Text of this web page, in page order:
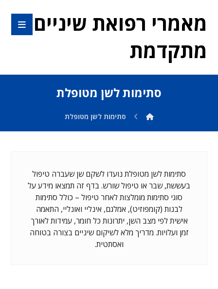
מאמרי רפואת שיניים
מתקדמת
סתימות לשן מטופלת
סתימות לשן מטופלת
סתימות לשן מטופלת נועדו לשקם שן שעברה טיפול
בעששת, שבר או טיפול שורש. בדף זה תמצאו מידע על
סוגי סתימות מומלצות לאחר טיפול – כולל סתימות
לבנות (קומפוזיט), אמלגם, אינליי ואונליי, התאמה
אישית לפי מצב השן, יתרונות כל חומר, עמידות לאורך
זמן ועלויות. מדריך מלא לשיקום שיניים בצורה בטוחה
ואסתטית.